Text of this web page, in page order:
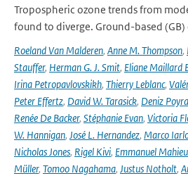
Tropospheric ozone trends from
found to diverge. Ground-based (GB)
Roeland Van Malderen, Anne M. Thompson,
Stauffer, Herman G. J. Smit, Eliane Maillard
Irina Petropavlovskikh, Thierry Leblanc,
Peter Effertz, David W. Tarasick, Deniz
Renée De Backer, Stéphanie Evan, Victoria
W. Hannigan, José L. Hernandez, Marco
Nicholas Jones, Rigel Kivi, Emmanuel Mahieu
Müller, Tomoo Nagahama, Justus Notholt,